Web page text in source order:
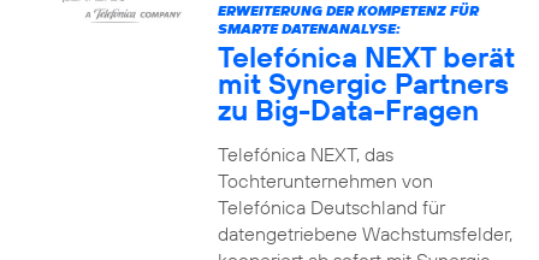
ERWEITERUNG DER KOMPETENZ FÜR
SMARTE DATENANALYSE:
Telefónica NEXT berät
mit Synergic Partners
zu Big-Data-Fragen
Telefónica NEXT, das
Tochterunternehmen von
Telefónica Deutschland für
datengetriebene Wachstumsfelder,